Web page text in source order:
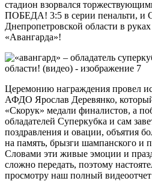
стадион взорвался
ПОБЕДА! 3:5 в серии пенальти, и
Днепропетровской области в
«Авангарда»!
Церемонию награждения провел
АФДО Ярослав Деревянко,
«Скорук» медали финалистов, а
обладателей Суперкубка и сам
поздравления и овации, объятия
на память, брызги шампанского и
Словами эти живые эмоции и
сложно передать, поэтому
просмотру наш полный видеоотчет